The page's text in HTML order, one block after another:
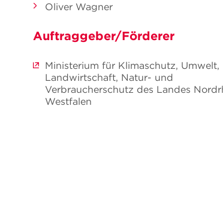
Oliver Wagner
Auftraggeber/Förderer
Ministerium für Klimaschutz, Umwelt,
Landwirtschaft, Natur- und
Verbraucherschutz des Landes
Westfalen